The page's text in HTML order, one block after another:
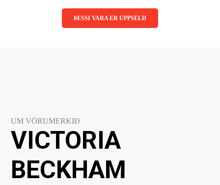
ÞESSI VARA ER UPPSELD
UM VÖRUMERKIÐ
VICTORIA
BECKHAM